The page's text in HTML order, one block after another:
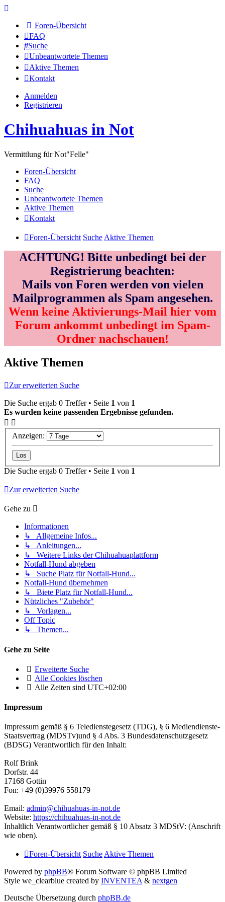
Foren-Übersicht
FAQ
Suche
Unbeantwortete Themen
Aktive Themen
Kontakt
Anmelden
Registrieren
Chihuahuas in Not
Vermittlung für Not"Felle"
Foren-Übersicht
FAQ
Suche
Unbeantwortete Themen
Aktive Themen
Kontakt
Foren-Übersicht Suche Aktive Themen
ACHTUNG! Bitte unbedingt bei der
Registrierung beachten:
Mails von Foren werden von vielen
Mailprogrammen als Spam angesehen.
Wenn keine Aktivierungs-Mail hier vom
Forum ankommt unbedingt im Spam-
Ordner nachschauen!
Aktive Themen
Zur erweiterten Suche
Die Suche ergab 0 Treffer • Seite 1 von 1
Es wurden keine passenden Ergebnisse gefunden.
Anzeigen:
Die Suche ergab 0 Treffer • Seite 1 von 1
Zur erweiterten Suche
Gehe zu
Informationen
↳ Allgemeine Infos...
↳ Anleitungen...
↳ Weitere Links der Chihuahuaplattform
Notfall-Hund abgeben
↳ Suche Platz für Notfall-Hund...
Notfall-Hund übernehmen
↳ Biete Platz für Notfall-Hund...
Nützliches "Zubehör"
↳ Vorlagen...
Off Topic
↳ Themen...
Gehe zu Seite
Erweiterte Suche
Alle Cookies löschen
Alle Zeiten sind UTC+02:00
Impressum
Impressum gemäß § 6 Teledienstegesetz (TDG), § 6 Mediendienste-
Staatsvertrag (MDSTv)und § 4 Abs. 3 Bundesdatenschutzgesetz
(BDSG) Verantwortlich für den Inhalt:
Rolf Brink
Dorfstr. 44
17168 Gottin
Fon: +49 (0)39976 558179
Email: admin@chihuahuas-in-not.de
Website: https://chihuahuas-in-not.de
Inhaltlich Verantwortlicher gemäß § 10 Absatz 3 MDStV: (Anschrift
wie oben).
Foren-Übersicht Suche Aktive Themen
Powered by phpBB® Forum Software © phpBB Limited
Style we_clearblue created by INVENTEA & nextgen
Deutsche Übersetzung durch phpBB.de